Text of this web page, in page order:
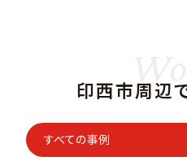
印西市周辺
すべての事例